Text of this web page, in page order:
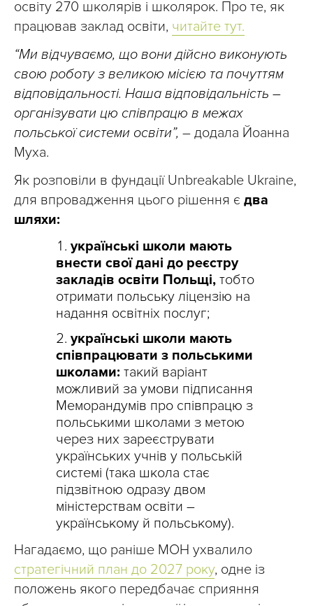
освіту 270 школярів і школярок. Про те, як
працював заклад освіти, читайте тут.
“Ми відчуваємо, що вони дійсно виконують
свою роботу з великою місією та почуттям
відповідальності. Наша відповідальність –
організувати цю співпрацю в межах
польської системи освіти”, – додала Йоанна
Муха.
Як розповіли в фундації Unbreakable Ukraine,
для впровадження цього рішення є два
шляхи:
українські школи мають
внести свої дані до реєстру
закладів освіти Польщі, тобто
отримати польську ліцензію на
надання освітніх послуг;
українські школи мають
співпрацювати з польськими
школами: такий варіант
можливий за умови підписання
Меморандумів про співпрацю з
польськими школами з метою
через них зареєструвати
українських учнів у польській
системі (така школа стає
підзвітною одразу двом
міністерствам освіти –
українському й польському).
Нагадаємо, що раніше МОН ухвалило
стратегічний план до 2027 року, одне із
положень якого передбачає сприяння